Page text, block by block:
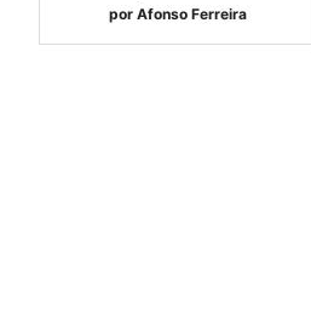
por Afonso Ferreira